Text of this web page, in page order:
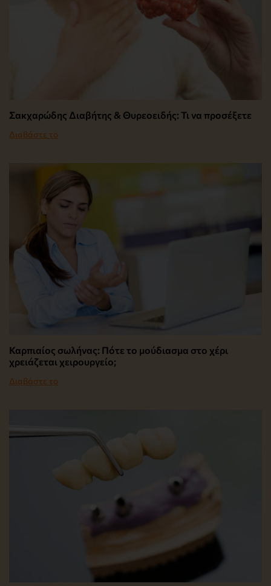
Σακχαρώδης Διαβήτης & Θυρεοειδής: Τι να προσέξετε
Διαβάστε το
Καρπιαίος σωλήνας: Πότε το μούδιασμα στο χέρι
χρειάζεται χειρουργείο;
Διαβάστε το